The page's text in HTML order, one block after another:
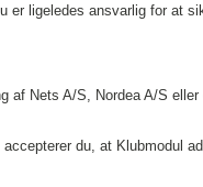
ligeledes ansvarlig for at
Nets A/S, Nordea A/S
du, at Klubmodul